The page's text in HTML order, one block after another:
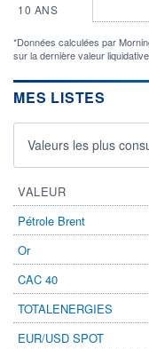
10 ANS
*Données calculées par
sur la dernière valeur
MES LISTES
Valeurs les plus
VALEUR
Pétrole Brent
Or
CAC 40
TOTALENERGIES
EUR/USD SPOT